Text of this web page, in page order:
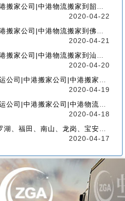
搬家到韶关流程、联运、包装、价格、电话、标准
2020-04-22
搬家到佛山流程、联运、包装、价格、电话、标准
2020-04-21
搬家到汕头的流程、联运、包装、价格、电话、标准
2020-04-20
|中港搬家到珠海的流程、联运、包装、价格、电话
2020-04-19
司|中港物流搬家到广州的流程、联运、包装、价格
2020-04-18
龙岗、宝安、盐田、龙华、大鹏、坪山流程和价格
2020-04-17